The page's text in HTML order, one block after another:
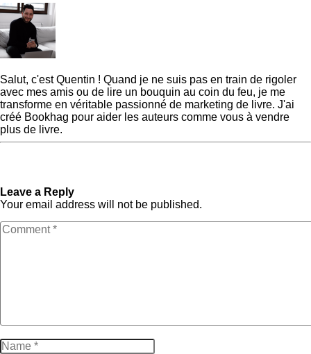
Salut, c'est Quentin ! Quand je ne suis pas en train de rigoler
avec mes amis ou de lire un bouquin au coin du feu, je me
transforme en véritable passionné de marketing de livre. J'ai
créé Bookhag pour aider les auteurs comme vous à vendre
plus de livre.
Leave a Reply
Your email address will not be published.